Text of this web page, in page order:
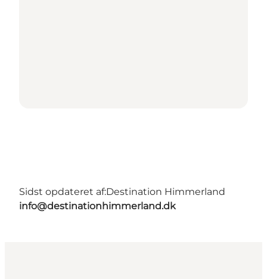
Sidst opdateret af:Destination Himmerland
info@destinationhimmerland.dk